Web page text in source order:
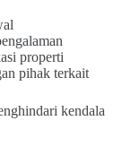
properti
pihak terkait
kendala